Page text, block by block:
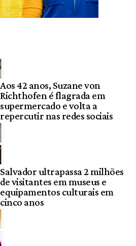
Aos 42 anos, Suzane von
Richthofen é flagrada em
supermercado e volta a
repercutir nas redes sociais
Salvador ultrapassa 2 milhões
de visitantes em museus e
equipamentos culturais em
cinco anos